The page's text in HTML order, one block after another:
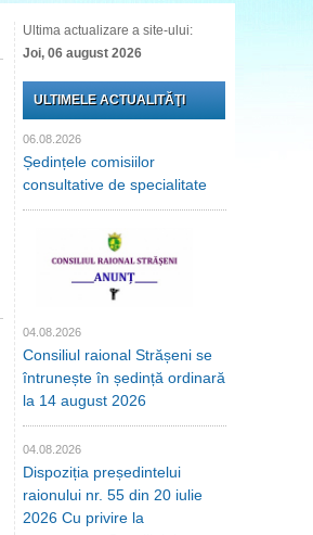
Ultima actualizare a site-ului:
Joi, 06 august 2026
ULTIMELE ACTUALITĂŢI
06.08.2026
Ședințele comisiilor
consultative de specialitate
04.08.2026
Consiliul raional Strășeni se
întrunește în ședință ordinară
la 14 august 2026
04.08.2026
Dispoziția președintelui
raionului nr. 55 din 20 iulie
2026 Cu privire la